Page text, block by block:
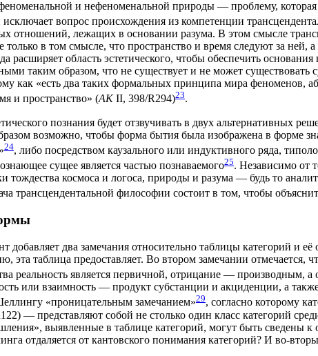
и нефе­но­ме­наль­ной при­ро­ды — про­бле­му,
вопрос про­ис­хож­де­ния из ком­пе­тен­ции
отно­ше­ний, лежа­щих в осно­ва­нии разу­ма. В этом смыс­ле
в том смыс­ле, что про­стран­ство и вре­мя сле­ду­ют за
рас­ши­ря­ет область эсте­ти­че­ско­го, что­бы обес­пе­чить
таким обра­зом, что не суще­ству­ет и не может
как «есть два таких фор­маль­ных прин­ци­па мира
и про­стран­ство» (AKII, 398/R294)23.
позна­ния будет отзву­чи­вать в двух аль­тер­на­тив­ных
воз­мож­но, что­бы фор­ма бытия была изоб­ра­же­на в фор­ме
24, либо посред­ством кау­заль­но­го или индук­тив­но­го ряда,
сущее явля­ет­ся частью позна­ва­е­мо­го25. Неза­ви­си­мо от
тож­де­ства кос­мо­са и логоса, при­ро­ды и разу­ма — будь то
транс­цен­ден­таль­ной фило­со­фии состо­ит в том, что­бы
добав­ля­ет два заме­ча­ния отно­си­тель­но таб­ли­цы кате­го­рий
таб­ли­ца предо­став­ля­ет. Во вто­ром заме­ча­нии отме­ча­ет­ся,
реаль­ность явля­ет­ся пер­вич­ной, отри­ца­ние —
или вза­им­ность — про­дукт суб­стан­ции и акци­ден­ции, а
«про­ни­ца­тель­ным заме­ча­ни­ем»29, соглас­но кото­ро­му
— пред­став­ля­ют собой не столь­ко один класс кате­го­рий
выяв­лен­ные в таб­ли­це кате­го­рий, могут быть све­де­ны к
отда­ля­ет­ся от кан­тов­ско­го пони­ма­ния кате­го­рий? И во-